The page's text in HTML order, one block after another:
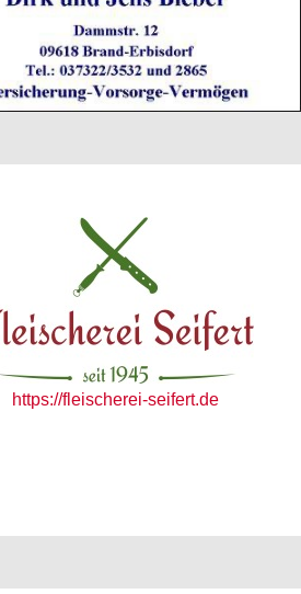
https://fleischerei-seifert.de